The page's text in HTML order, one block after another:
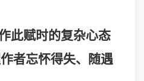
此赋时的复杂心态
者忘怀得失、随遇